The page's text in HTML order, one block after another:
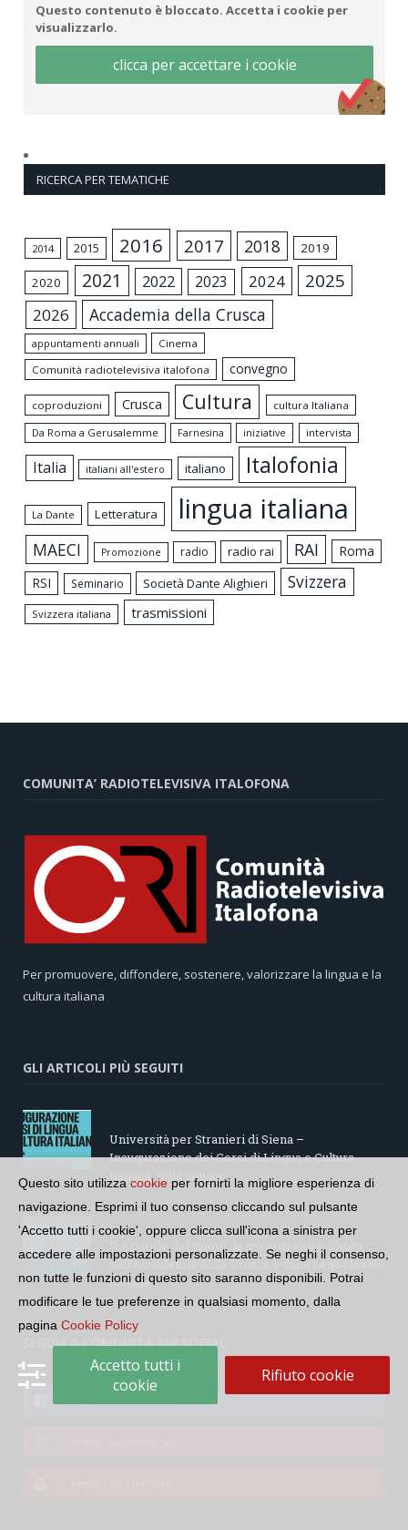
Questo contenuto è bloccato. Accetta i cookie per
visualizzarlo.
clicca per accettare i cookie
RICERCA PER TEMATICHE
2014 2015 2016 2017 2018 2019
2020 2021 2022 2023 2024 2025
2026 Accademia della Crusca
appuntamenti annuali
Cinema
Comunità radiotelevisiva italofona
convegno
coproduzioni Crusca Cultura
cultura Italiana
Da Roma a Gerusalemme
Farnesina iniziative intervista
Italia italiani all'estero italiano Italofonia
La Dante Letteratura lingua italiana
MAECI Promozione radio radio rai RAI
Roma
RSI
Seminario Società Dante Alighieri Svizzera
Svizzera italiana trasmissioni
COMUNITA’ RADIOTELEVISIVA ITALOFONA
Per promuovere, diffondere, sostenere, valorizzare la lingua e la
cultura italiana
GLI ARTICOLI PIÙ SEGUITI
Università per Stranieri di Siena –
Inaugurazione dei Corsi di Lingua e Cultura
Italiana, 109a annata
dall’Accademia della Crusca e dalla Lega Navale
italiana
SEGUI LA COMUNITÀ SUI SOCIAL
Seguici su Facebook
Questo sito utilizza cookie per fornirti la migliore esperienza di
navigazione. Esprimi il tuo consenso cliccando sul pulsante
'Accetto tutti i cookie', oppure clicca sull'icona a sinistra per
accedere alle impostazioni personalizzate. Se neghi il consenso,
non tutte le funzioni di questo sito saranno disponibili. Potrai
modificare le tue preferenze in qualsiasi momento, dalla
pagina Cookie Policy
Accetto tutti i
cookie
Rifiuto cookie